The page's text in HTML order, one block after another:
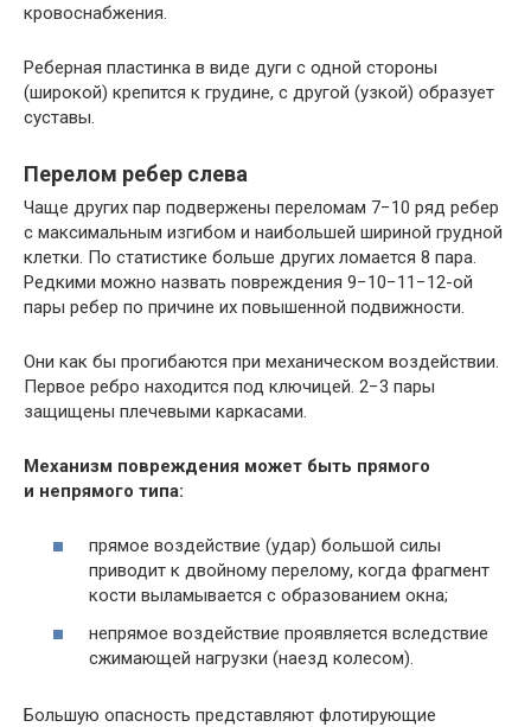
кровоснабжения.
Реберная пластинка в виде дуги с одной стороны
(широкой) крепится к грудине, с другой (узкой) образует
суставы.
Перелом ребер слева
Чаще других пар подвержены переломам 7−10 ряд ребер
с максимальным изгибом и наибольшей шириной грудной
клетки. По статистике больше других ломается 8 пара.
Редкими можно назвать повреждения 9−10−11−12-ой
пары ребер по причине их повышенной подвижности.
Они как бы прогибаются при механическом воздействии.
Первое ребро находится под ключицей. 2−3 пары
защищены плечевыми каркасами.
Механизм повреждения может быть прямого
и непрямого типа:
прямое воздействие (удар) большой силы
приводит к двойному перелому, когда фрагмент
кости выламывается с образованием окна;
непрямое воздействие проявляется вследствие
сжимающей нагрузки (наезд колесом).
Большую опасность представляют флотирующие